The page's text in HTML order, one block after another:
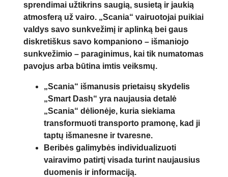
sprendimai užtikrins saugią, susietą ir jaukią
atmosferą už vairo. „Scania“ vairuotojai puikiai
valdys savo sunkvežimį ir aplinką bei gaus
diskretiškus savo kompaniono – išmaniojo
sunkvežimio – paraginimus, kai tik numatomas
pavojus arba būtina imtis veiksmų.
„Scania“ išmanusis prietaisų skydelis
„Smart Dash“ yra naujausia detalė
„Scania“ dėlionėje, kuria siekiama
transformuoti transporto pramonę, kad ji
taptų išmanesne ir tvaresne.
Beribės galimybės individualizuoti
vairavimo patirtį visada turint naujausius
duomenis ir informaciją.